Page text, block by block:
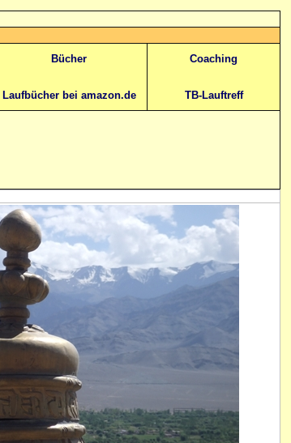
Bücher
Laufbücher bei amazon.de
Coaching
TB-Lauftreff